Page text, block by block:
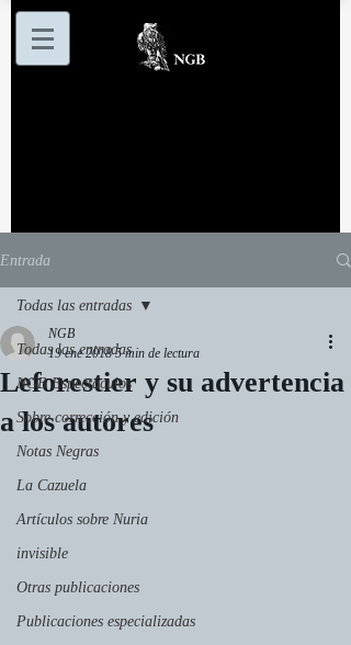
Entrada
Todas las entradas
NGB Espectáculos
Sobre corrección y edición
Notas Negras
La Cazuela
Artículos sobre Nuria
invisible
Otras publicaciones
Publicaciones especializadas
Todas las entradas
Leforestier y su advertencia
a los autores
NGB
19 ene 2018 5 min de lectura